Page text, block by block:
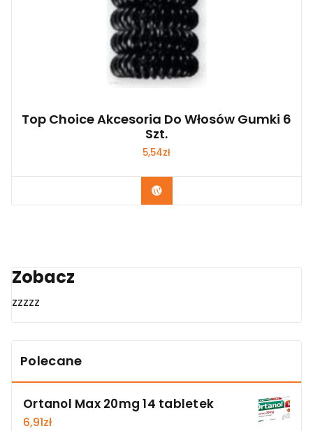
Top Choice Akcesoria Do Włosów Gumki 6
Szt.
5,54zł
Zobacz
Zobacz
zzzzz
Polecane
Ortanol Max 20mg 14 tabletek
6,91zł